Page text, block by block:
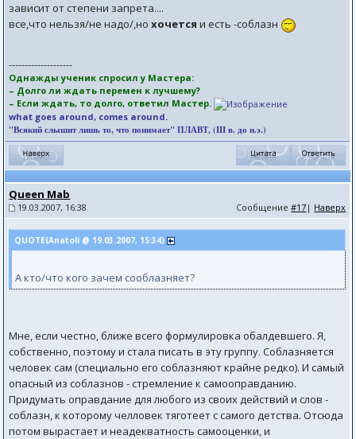
зависит от степени запрета....
все,что нельзя/не надо/,нохочетсяи есть -соблазн
--------------------
Однажды ученик спросил у Мастера:
– Долго ли ждать перемен к лучшему?
– Если ждать, то долго, ответил Мастер.
what goes around, comes around.
"Всякий слышит лишь то, что понимает" ПЛАВТ, (III в. до н.э.)
Queen Mab
19.03.2007, 16:38 Сообщение#17 | Наверх
QUOTE(Anatoli @ 19.03.2007, 15:34)
А кто/что кого зачем сооблазняет?
Мне, если честно, ближе всего формулировка обалдевшего. Я,
собственно, поэтому и стала писать в эту группу. Соблазняется
человек сам (специально его соблазняют крайне редко). И самый
опасный из соблазнов - стремление к самооправданию.
Придумать оправдание для любого из своих действий и слов -
соблазн, к которому челловек тяготеет с самого детства. Отсюда
потом вырастает и неадекватность самооценки, и